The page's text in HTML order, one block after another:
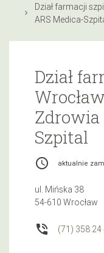
Dział farmacji
ARS Medica-
Dział
Zdrowia
Szpital
access_time aktualnie
ul. Mińska 38
54-610 Wrocław
phone_in_talk (71) 358 24